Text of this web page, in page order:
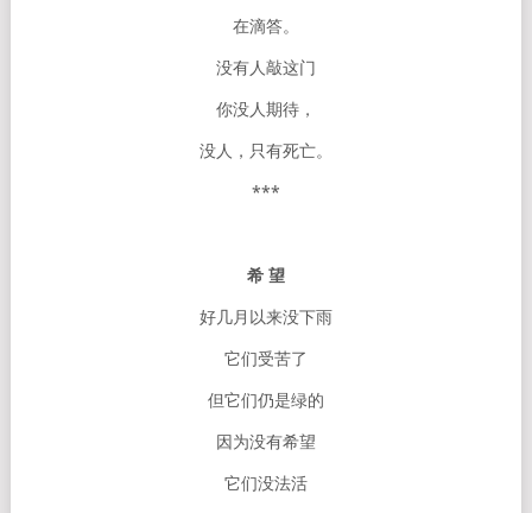
在滴答。
没有人敲这门
你没人期待，
没人，只有死亡。
***
希 望
好几月以来没下雨
它们受苦了
但它们仍是绿的
因为没有希望
它们没法活